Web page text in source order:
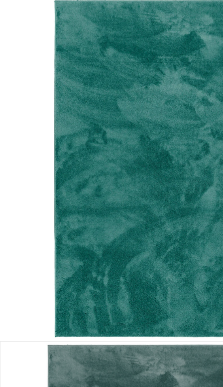
29,90 €
inkl. MwSt. und zzgl.Versandkosten
14 PAYBACK Basis°Punktesammeln
Mintgrün
+ 7
In den Warenkorb
Lieferung nach Hause
Lieferbar - in 3-4 Werktagen bei Dir
Versand durch Partner
Filialabholung
Einen Moment bitte...